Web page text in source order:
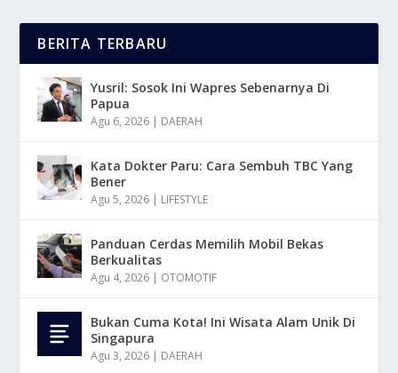
BERITA TERBARU
Yusril: Sosok Ini Wapres Sebenarnya Di
Papua
Agu 6, 2026 | DAERAH
Kata Dokter Paru: Cara Sembuh TBC Yang
Bener
Agu 5, 2026 | LIFESTYLE
Panduan Cerdas Memilih Mobil Bekas
Berkualitas
Agu 4, 2026 | OTOMOTIF
Bukan Cuma Kota! Ini Wisata Alam Unik Di
Singapura
Agu 3, 2026 | DAERAH